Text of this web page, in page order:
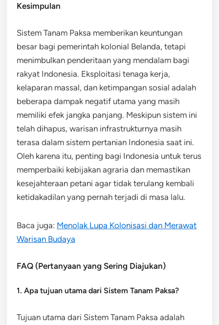
Kesimpulan
Sistem Tanam Paksa memberikan keuntungan
besar bagi pemerintah kolonial Belanda, tetapi
menimbulkan penderitaan yang mendalam bagi
rakyat Indonesia. Eksploitasi tenaga kerja,
kelaparan massal, dan ketimpangan sosial adalah
beberapa dampak negatif utama yang masih
memiliki efek jangka panjang. Meskipun sistem ini
telah dihapus, warisan infrastrukturnya masih
terasa dalam sistem pertanian Indonesia saat ini.
Oleh karena itu, penting bagi Indonesia untuk terus
memperbaiki kebijakan agraria dan memastikan
kesejahteraan petani agar tidak terulang kembali
ketidakadilan yang pernah terjadi di masa lalu.
Baca juga: Menolak Lupa Kolonisasi dan Merawat
Warisan Budaya
FAQ (Pertanyaan yang Sering Diajukan)
1. Apa tujuan utama dari Sistem Tanam Paksa?
Tujuan utama dari Sistem Tanam Paksa adalah